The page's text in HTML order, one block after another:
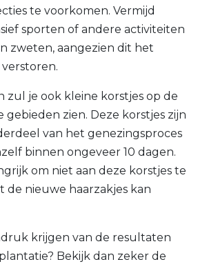
te voorkomen. Vermijd
sporten of andere activiteiten
zweten, aangezien dit het
zul je ook kleine korstjes op de
zien. Deze korstjes zijn
van het genezingsproces
binnen ongeveer 10 dagen.
om niet aan deze korstjes te
de nieuwe haarzakjes kan
krijgen van de resultaten
Bekijk dan zeker de